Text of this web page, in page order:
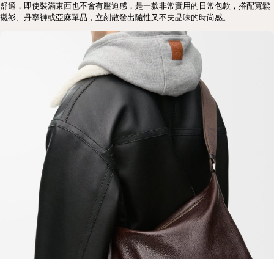
舒適，即使裝滿東西也不會有壓迫感，是一款非常實用的日常包款，搭配寬鬆
襯衫、丹寧褲或亞麻單品，立刻散發出隨性又不失品味的時尚感。